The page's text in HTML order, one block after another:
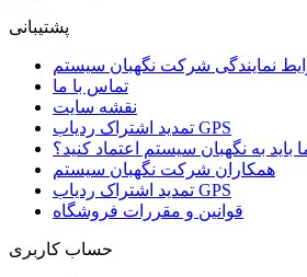
پشتیبانی
نمایندگی شرکت نگهبان سیستم
تماس با ما
نقشه سایت
تمدید اشتراک ردیاب GPS
باید به نگهبان سیستم اعتماد کنید؟
همکاران شرکت نگهبان سیستم
تمدید اشتراک ردیاب GPS
قوانین و مقررات فروشگاه
حساب کاربری